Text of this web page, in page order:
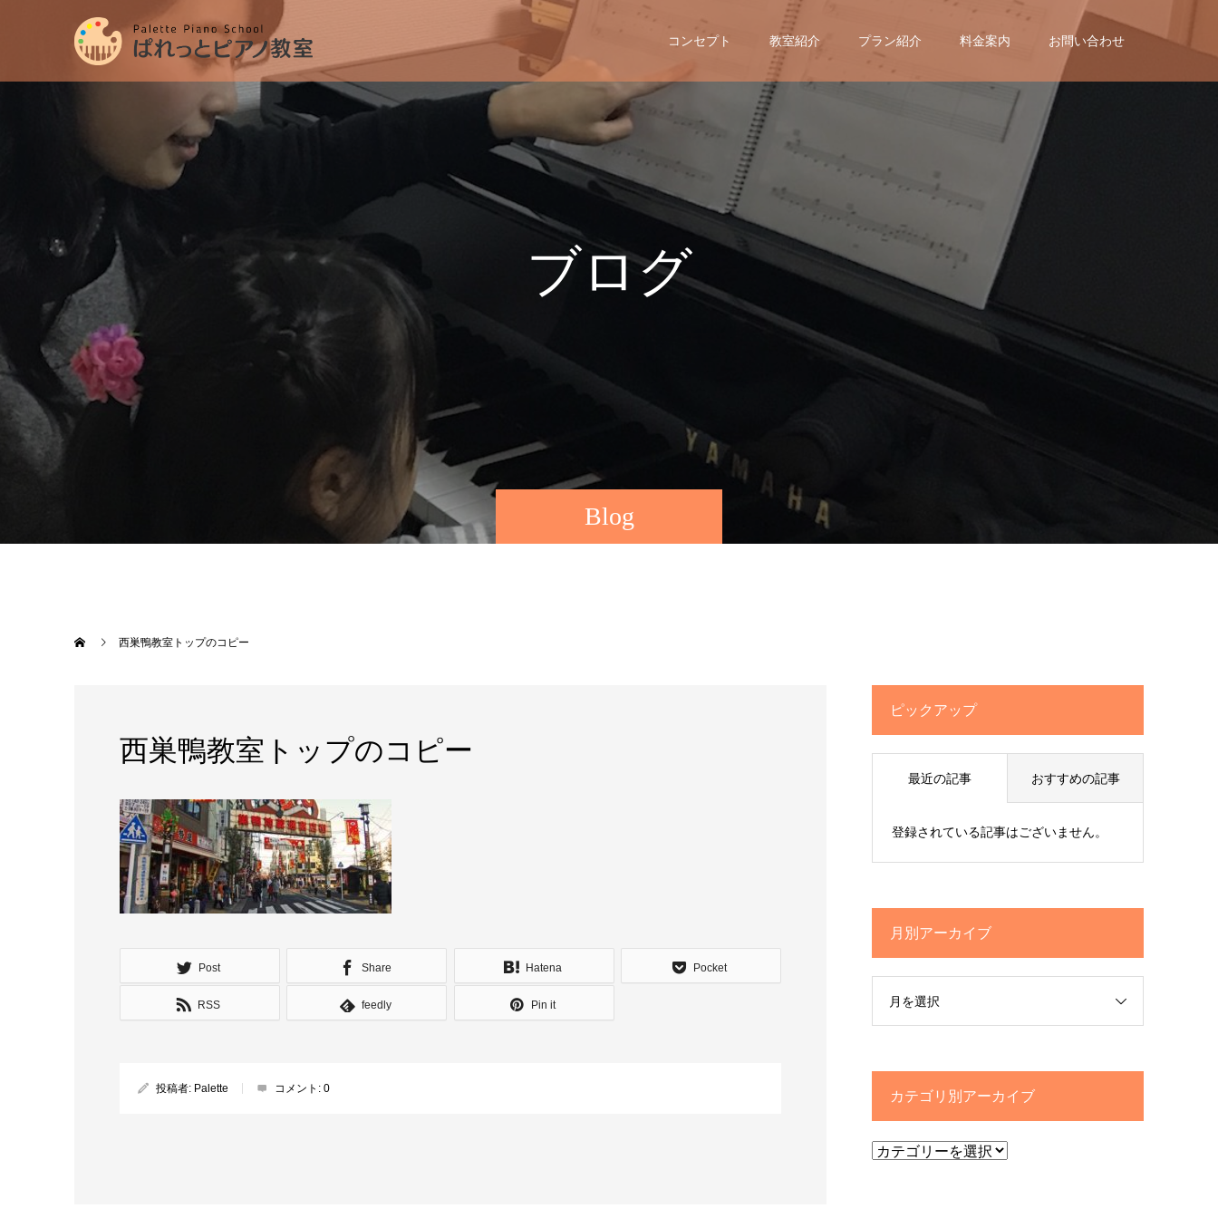
コンセプト 教室紹介 プラン紹介 料金案内 お問い合わせ
Blog
ブログ
西巣鴨教室トップのコピー
西巣鴨教室トップのコピー
Post Share Hatena Pocket
RSS feedly Pin it
投稿者: Palette コメント: 0
ピックアップ
最近の記事 おすすめの記事
登録されている記事はございません。
月別アーカイブ
月を選択
カテゴリ別アーカイブ